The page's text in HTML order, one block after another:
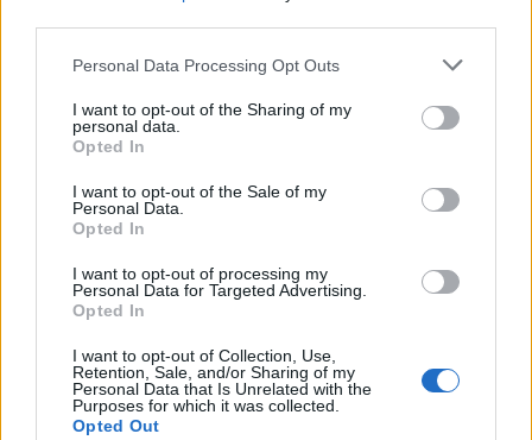
Personal Data Processing Opt Outs
I want to opt-out of the Sharing of my
personal data.
Opted In
I want to opt-out of the Sale of my
Personal Data.
Opted In
I want to opt-out of processing my
Personal Data for Targeted Advertising.
Opted In
I want to opt-out of Collection, Use,
Retention, Sale, and/or Sharing of my
Personal Data that Is Unrelated with the
Purposes for which it was collected.
Opted Out
Commenti
Accedioregistratiper commentare questo
di VareseNews.it, che rimane autonoma e indipendente. I messaggi inclusi nei
commenti non sono testi giornalistici, ma post inviati dai singoli lettori che
possono essere automaticamente pubblicati senza filtro preventivo. I commenti
che includano uno o più link a siti esterni verranno rimossi in automatico dal